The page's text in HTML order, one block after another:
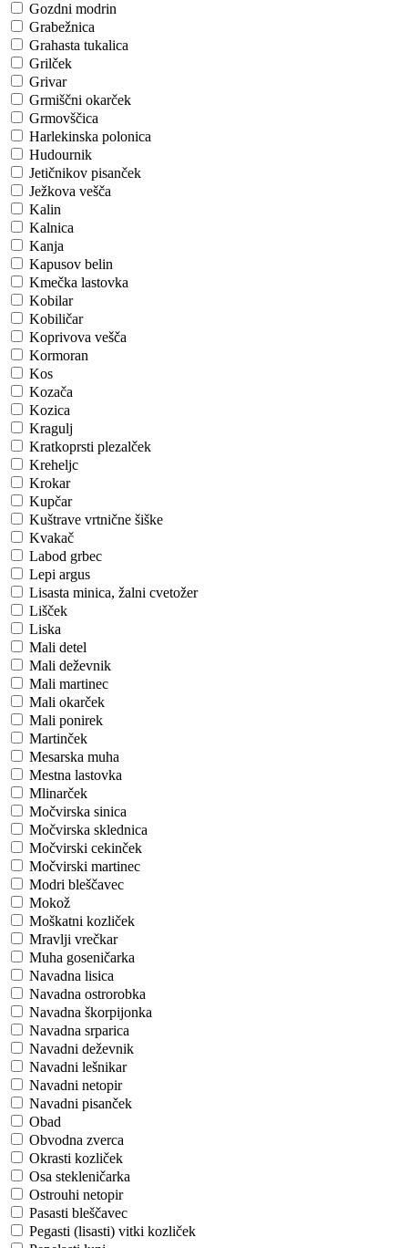
Gozdni modrin
Grabežnica
Grahasta tukalica
Grilček
Grivar
Grmiščni okarček
Grmovščica
Harlekinska polonica
Hudournik
Jetičnikov pisanček
Ježkova vešča
Kalin
Kalnica
Kanja
Kapusov belin
Kmečka lastovka
Kobilar
Kobiličar
Koprivova vešča
Kormoran
Kos
Kozača
Kozica
Kragulj
Kratkoprsti plezalček
Kreheljc
Krokar
Kupčar
Kuštrave vrtnične šiške
Kvakač
Labod grbec
Lepi argus
Lisasta minica, žalni cvetožer
Lišček
Liska
Mali detel
Mali deževnik
Mali martinec
Mali okarček
Mali ponirek
Martinček
Mesarska muha
Mestna lastovka
Mlinarček
Močvirska sinica
Močvirska sklednica
Močvirski cekinček
Močvirski martinec
Modri bleščavec
Mokož
Moškatni kozliček
Mravlji vrečkar
Muha goseničarka
Navadna lisica
Navadna ostrorobka
Navadna škorpijonka
Navadna srparica
Navadni deževnik
Navadni lešnikar
Navadni netopir
Navadni pisanček
Obad
Obvodna zverca
Okrasti kozliček
Osa stekleničarka
Ostrouhi netopir
Pasasti bleščavec
Pegasti (lisasti) vitki kozliček